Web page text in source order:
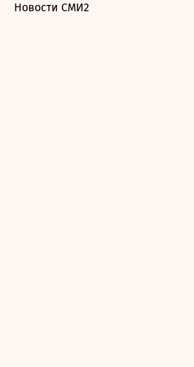
Новости СМИ2